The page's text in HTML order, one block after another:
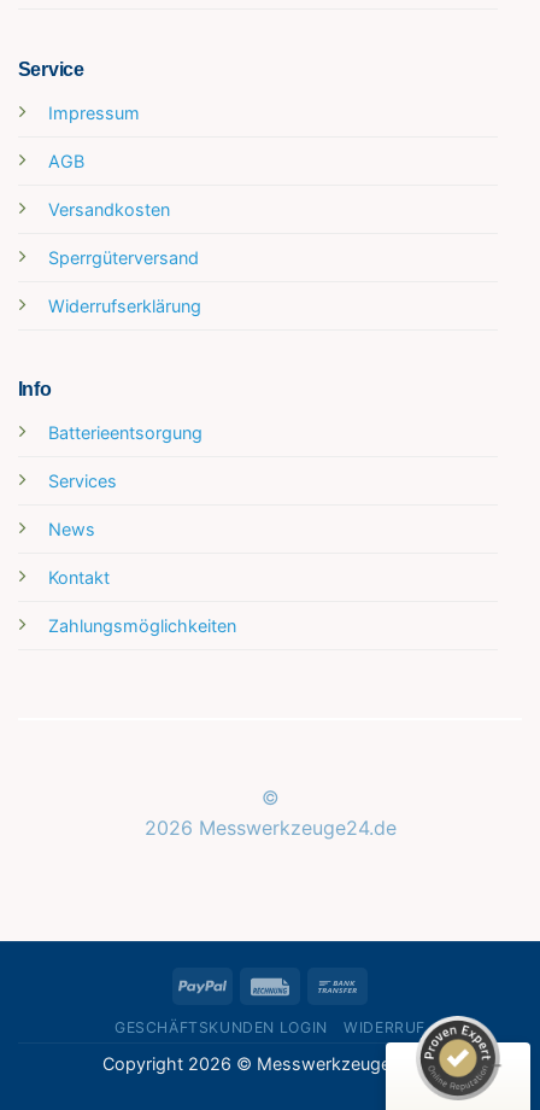
Service
Impressum
AGB
Versandkosten
Sperrgüterversand
Widerrufserklärung
Info
Batterieentsorgung
Services
News
Kontakt
Zahlungsmöglichkeiten
©
2026 Messwerkzeuge24.de
PayPal Rechung
GESCHÄFTSKUNDEN LOGIN WIDERRUF
Copyright 2026 © Messwerkzeuge24.de
5,00
/
5,00
1
Bewertung auf ProvenExpert.com